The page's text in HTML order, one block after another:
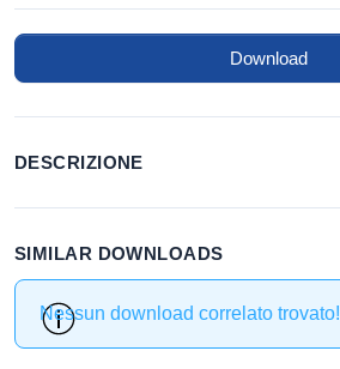
Download
DESCRIZIONE
SIMILAR DOWNLOADS
Nessun download correlato trovato!